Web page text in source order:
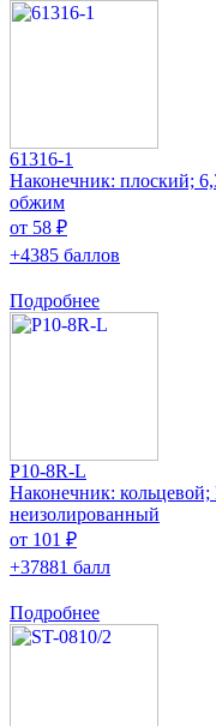
61316-1
Наконечник: плоский;
обжим
от 58 ₽
+4385 баллов
Подробнее
P10-8R-L
Наконечник:
неизолированный
от 101 ₽
+37881 балл
Подробнее